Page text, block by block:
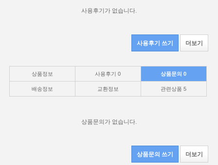
사용후기가 없습니다.
사용후기 쓰기 더보기
상품정보 사용후기0 상품문의0
배송정보 교환정보 관련상품5
상품문의가 없습니다.
상품문의 쓰기 더보기